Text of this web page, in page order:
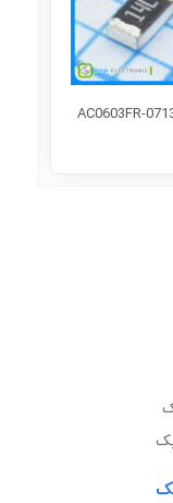
AC0603FR-